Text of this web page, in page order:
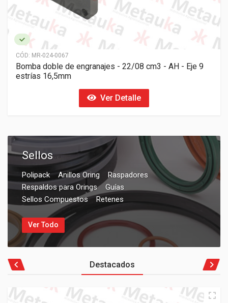
CÓD: MR-024-0067
Bomba doble de engranajes - 22/08 cm3 - AH - Eje 9
estrías 16,5mm
Ver Detalle
Sellos
Polipack Anillos Oring
Raspadores
Respaldos para Orings
Guías
Sellos Compuestos
Retenes
Ver Todo
Destacados